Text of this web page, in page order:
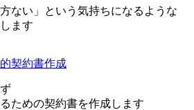
ない」という気持ちになるような
ます
契約書作成
ための契約書を作成します